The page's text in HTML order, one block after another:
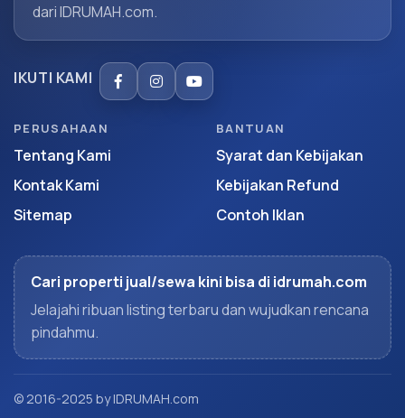
dari IDRUMAH.com.
IKUTI KAMI
PERUSAHAAN
Tentang Kami
Kontak Kami
Sitemap
BANTUAN
Syarat dan Kebijakan
Kebijakan Refund
Contoh Iklan
Cari properti jual/sewa kini bisa di idrumah.com
Jelajahi ribuan listing terbaru dan wujudkan rencana
pindahmu.
© 2016-2025 by IDRUMAH.com